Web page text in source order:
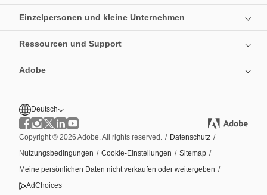
Einzelpersonen und kleine Unternehmen
Ressourcen und Support
Adobe
Deutsch
Copyright © 2026 Adobe. All rights reserved. / Datenschutz /
Nutzungsbedingungen / Cookie-Einstellungen / Sitemap /
Meine persönlichen Daten nicht verkaufen oder weitergeben /
AdChoices